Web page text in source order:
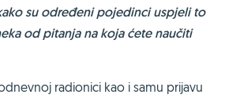
su određeni pojedinci uspjeli to
od pitanja na koja ćete naučiti
radionici kao i samu prijavu